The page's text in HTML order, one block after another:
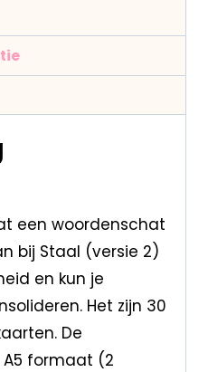
een woordenschat
bij Staal (versie 2)
en kun je
Het zijn 30
De
formaat (2